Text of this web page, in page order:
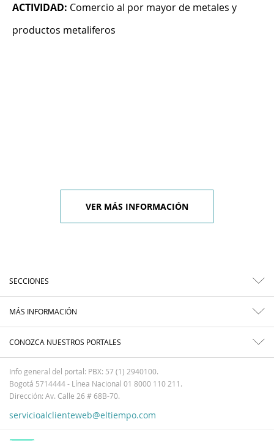
ACTIVIDAD: Comercio al por mayor de metales y
productos metaliferos
VER MÁS INFORMACIÓN
SECCIONES
MÁS INFORMACIÓN
CONOZCA NUESTROS PORTALES
Info general del portal: PBX: 57 (1) 2940100.
Bogotá 5714444 - Línea Nacional 01 8000 110 211.
Dirección: Av. Calle 26 # 68B-70.
servicioalclienteweb@eltiempo.com